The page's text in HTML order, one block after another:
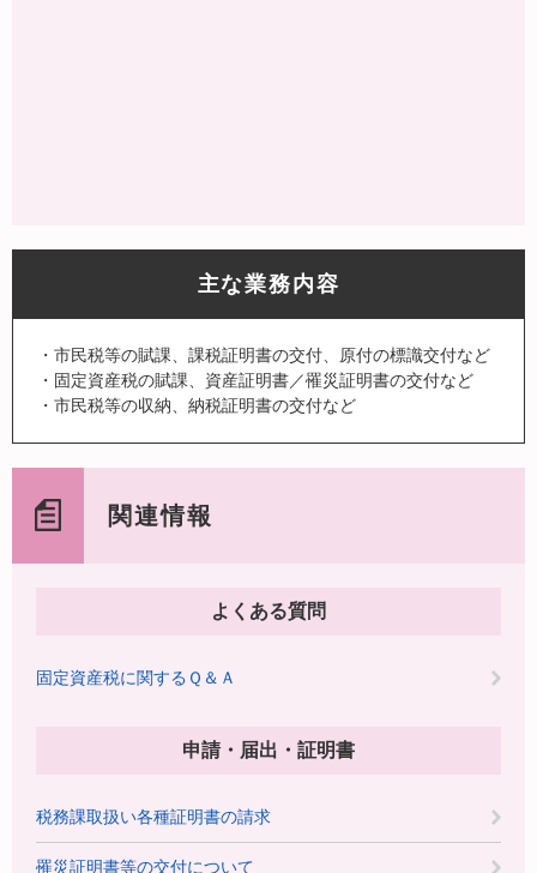
主な業務内容
・市民税等の賦課、課税証明書の交付、原付の標識交付など
・固定資産税の賦課、資産証明書／罹災証明書の交付など
・市民税等の収納、納税証明書の交付など
関連情報
よくある質問
固定資産税に関するＱ＆Ａ
申請・届出・証明書
税務課取扱い各種証明書の請求
罹災証明書等の交付について